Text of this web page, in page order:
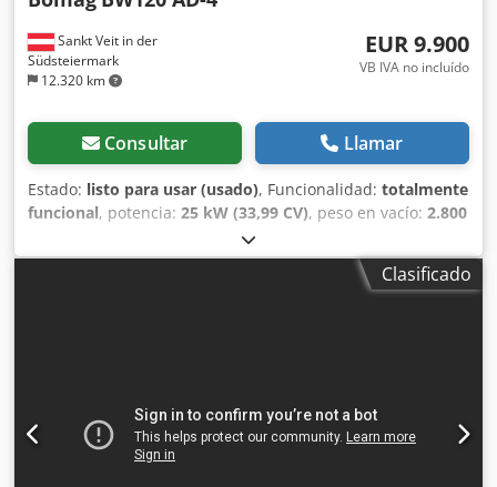
Sankt Veit in der
Südsteiermark
12.320 km
EUR 9.900
VB IVA no incluído
Consultar Llamar
Estado: listo para usar (usado), Funcionalidad: totalmente
funcional, potencia: 25 kW (33,99 CV), peso en vacío: 2.800
, horas de funcionamiento:
2.950 h, BOMAG BW120AD-4 Año de fabricación: 2007
Según el contador, 2.950 horas 25,2 kW, motor Kubota
motor Deutz 2.450 kg Precio de venta: 8.800 €, neto Hamm
HD 10 Año de fabricación: 2006 Según el contador, 7.771
horas 20,1 kW, motor Deutz 2.450 kg Precio de venta: 8.800
Clasificado